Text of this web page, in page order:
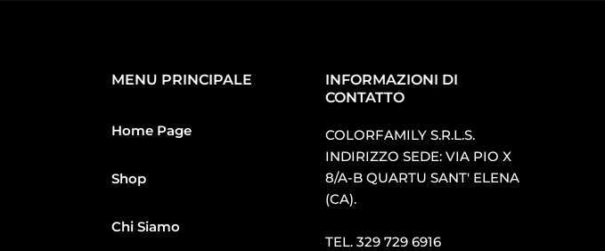
MENU PRINCIPALE
Home Page
Shop
Chi Siamo
INFORMAZIONI DI
CONTATTO
COLORFAMILY S.R.L.S.
INDIRIZZO SEDE: VIA PIO X
8/A-B QUARTU SANT′ ELENA
(CA).
TEL.329 729 6916